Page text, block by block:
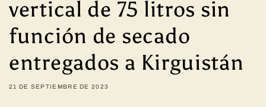
vertical de 75 litros sin
función de secado
entregados a Kirguistán
21 DE SEPTIEMBRE DE 2023